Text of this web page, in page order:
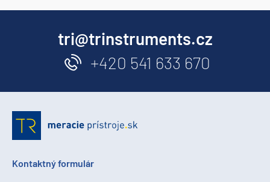
tri@trinstruments.cz
+420 541 633 670
Kontaktný formulár